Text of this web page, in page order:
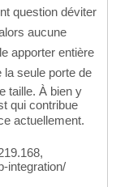
question déviter
aucune
apporter entière
la seule porte de
taille. À bien y
qui contribue
actuellement.
integration/